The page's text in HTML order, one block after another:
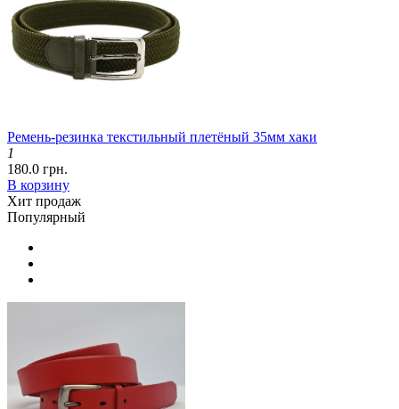
Ремень-резинка текстильный плетёный 35мм хаки
1
180.0 грн.
В корзину
Хит продаж
Популярный